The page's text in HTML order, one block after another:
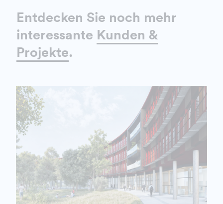
Entdecken Sie noch mehr
interessante Kunden &
Projekte.